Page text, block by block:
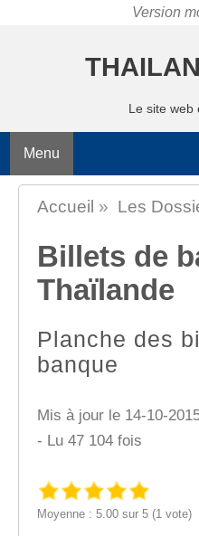
Le site web
Menu
Accueil » Les
Billets de
Thaïlande
Planche des
banque
Mis à jour le 14-10-
- Lu 47 104 fois
Moyenne : 5.00 sur 5 (1 vote)